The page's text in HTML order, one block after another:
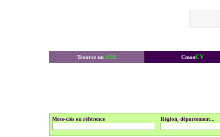
Trouvez un JOB CmonCV
Mots-clés ou référence Région, département...